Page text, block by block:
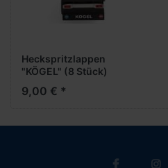
Heckspritzlappen
"KÖGEL" (8 Stück)
9,00 € *